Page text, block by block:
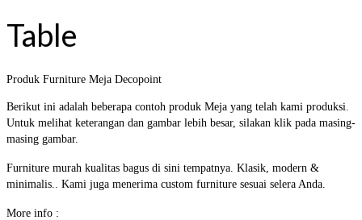
Table
Produk Furniture Meja Decopoint
Berikut ini adalah beberapa contoh produk Meja yang telah kami produksi.
Untuk melihat keterangan dan gambar lebih besar, silakan klik pada masing-
masing gambar.
Furniture murah kualitas bagus di sini tempatnya. Klasik, modern &
minimalis.. Kami juga menerima custom furniture sesuai selera Anda.
More info :